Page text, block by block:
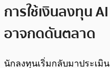
การใช้เงินลงทุน
อาจกดดันตลาด
นักลงทุนเริ่มกลับมาประเ